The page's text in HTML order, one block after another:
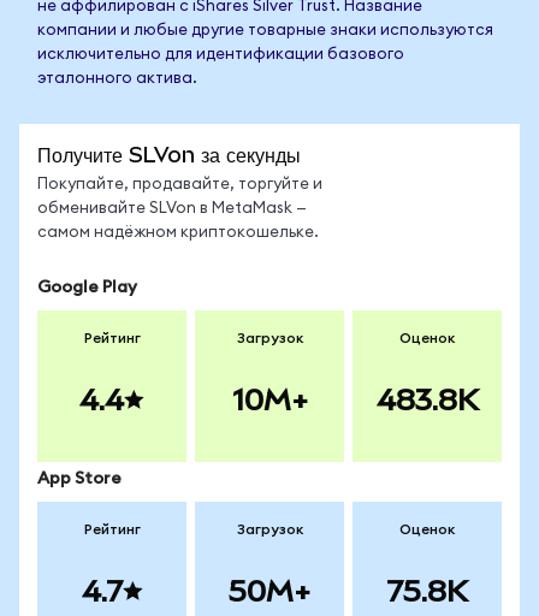
не аффилирован с iShares Silver Trust. Название
компании и любые другие товарные знаки используются
исключительно для идентификации базового
эталонного актива.
Получите SLVon за секунды
Покупайте, продавайте, торгуйте и
обменивайте SLVon в MetaMask —
самом надёжном криптокошельке.
Google Play
Рейтинг
4.4
Загрузок
10M+
Оценок
483.8K
App Store
Рейтинг
4.7
Загрузок
50M+
Оценок
75.8K